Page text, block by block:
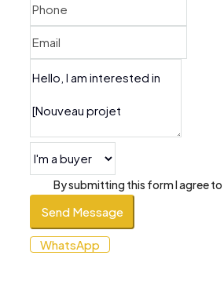
By submitting this form I agree to
Send Message
WhatsApp